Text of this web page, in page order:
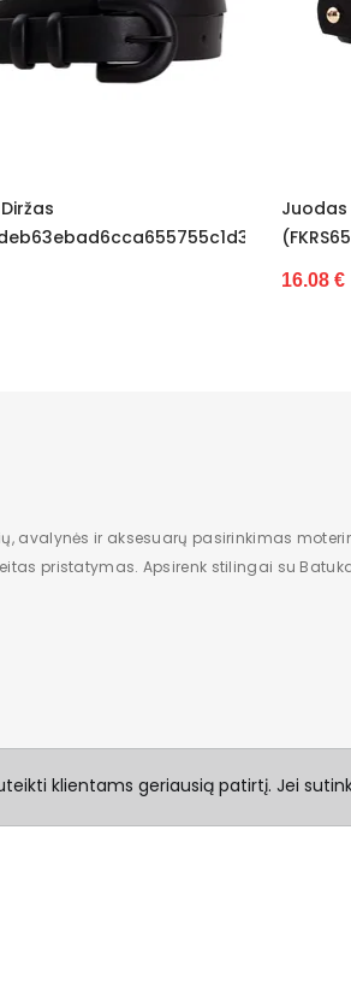
Juodas Diržas
avalynės ir aksesuarų pasirinkimas
pristatymas. Apsirenk stilingai su
klientams geriausią patirtį. Jei